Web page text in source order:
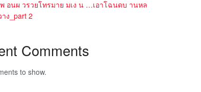
อนผ วรวยโทรมาย มเง น …เอาโฉนดบ านหล
ง_part 2
Comments
to show.